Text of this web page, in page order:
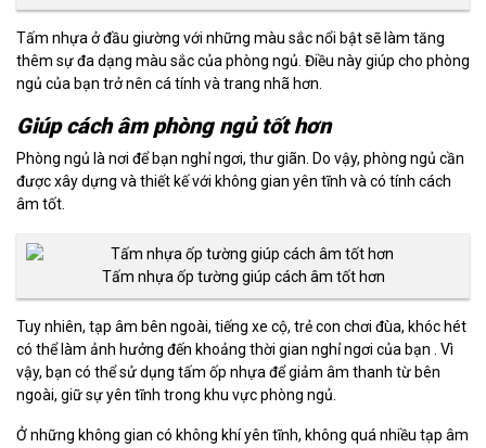
Tấm nhựa ở đầu giường với những màu sắc nổi bật sẽ làm tăng
thêm sự đa dạng màu sắc của phòng ngủ. Điều này giúp cho phòng
ngủ của bạn trở nên cá tính và trang nhã hơn.
Giúp cách âm phòng ngủ tốt hơn
Phòng ngủ là nơi để bạn nghỉ ngơi, thư giãn. Do vậy, phòng ngủ cần
được xây dựng và thiết kế với không gian yên tĩnh và có tính cách
âm tốt.
Tấm nhựa ốp tường giúp cách âm tốt hơn
Tuy nhiên, tạp âm bên ngoài, tiếng xe cộ, trẻ con chơi đùa, khóc hét
có thể làm ảnh hưởng đến khoảng thời gian nghỉ ngơi của bạn . Vì
vậy, bạn có thể sử dụng tấm ốp nhựa để giảm âm thanh từ bên
ngoài, giữ sự yên tĩnh trong khu vực phòng ngủ.
Ở những không gian có không khí yên tĩnh, không quá nhiều tạp âm